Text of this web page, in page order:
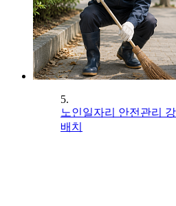
5.
노인일자리 안전관리
배치